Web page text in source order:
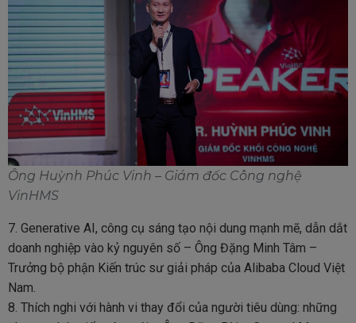
Ông Huỳnh Phúc Vinh – Giám đốc Công nghệ
VinHMS
7. Generative AI, công cụ sáng tạo nội dung mạnh mẽ, dẫn dắt
doanh nghiệp vào kỷ nguyên số – Ông Đặng Minh Tâm –
Trưởng bộ phận Kiến trúc sư giải pháp của Alibaba Cloud Việt
Nam.
8. Thích nghi với hành vi thay đổi của người tiêu dùng: những